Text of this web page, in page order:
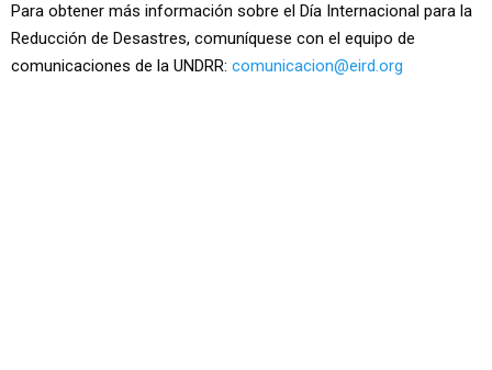
Para obtener más información sobre el Día Internacional para la
Reducción de Desastres, comuníquese con el equipo de
comunicaciones de la UNDRR: comunicacion@eird.org